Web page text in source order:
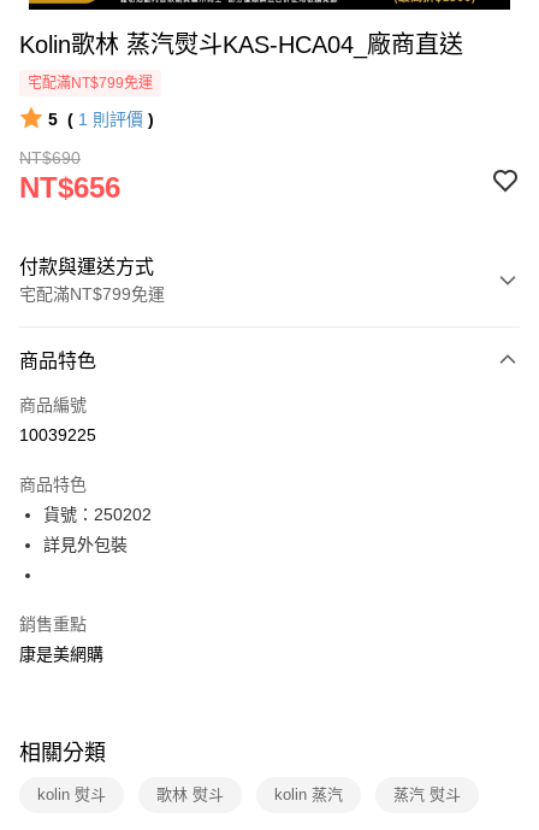
Kolin歌林 蒸汽熨斗KAS-HCA04_廠商直送
宅配滿NT$799免運
5 ( 1 則評價 )
NT$690
NT$656
付款與運送方式
宅配滿NT$799免運
icash Pay
信用卡一次付款
LINE Pay
Apple Pay
悠遊付
運送方式
宅配-下單後3-5個工作天配送(不含預購品)，箱購品分箱出貨
商品特色
商品編號
10039225
商品特色
貨號：250202
詳見外包裝
銷售重點
康是美網購
相關分類
kolin 熨斗 歌林 熨斗 kolin 蒸汽 蒸汽 熨斗